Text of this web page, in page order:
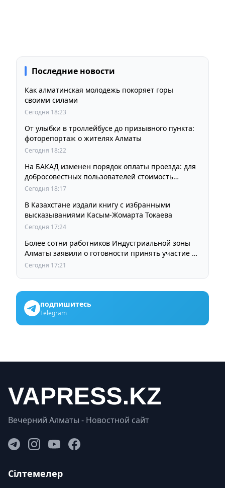
Последние новости
Как алматинская молодежь покоряет горы
своими силами
Сегодня 18:23
От улыбки в троллейбусе до призывного пункта:
фоторепортаж о жителях Алматы
Сегодня 18:22
На БАКАД изменен порядок оплаты проезда: для
добросовестных пользователей стоимость
остается прежней
Сегодня 18:17
В Казахстане издали книгу с избранными
высказываниями Касым-Жомарта Токаева
Сегодня 17:24
Более сотни работников Индустриальной зоны
Алматы заявили о готовности принять участие в
выборах членов Курылтая
Сегодня 17:21
подпишитесь
Telegram
Вечерний Алматы - Новостной сайт
Сілтемелер